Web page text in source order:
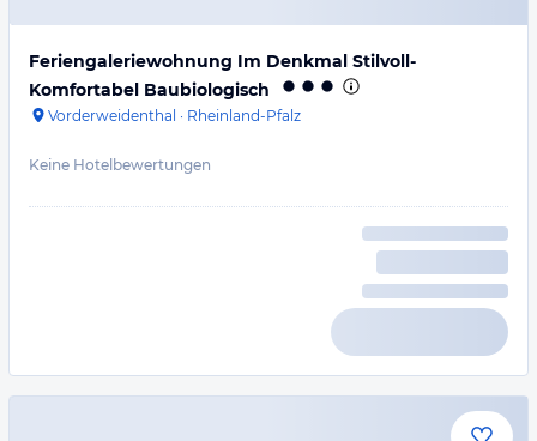
Feriengaleriewohnung Im Denkmal Stilvoll-
Komfortabel Baubiologisch
Vorderweidenthal · Rheinland-Pfalz
Keine Hotelbewertungen